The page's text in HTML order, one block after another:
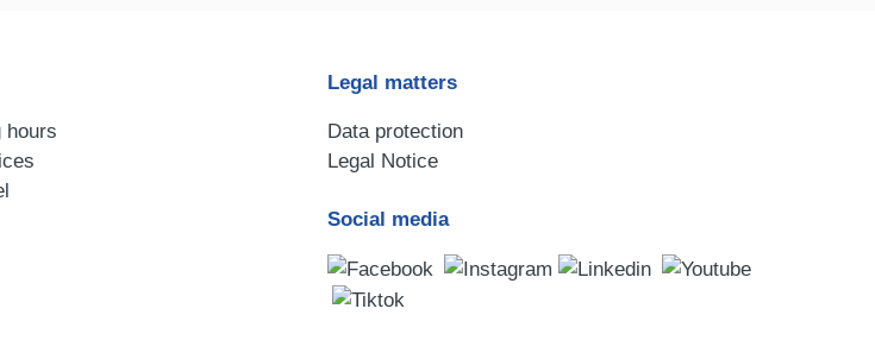
hours
Legal matters
Data protection
Legal Notice
Social media